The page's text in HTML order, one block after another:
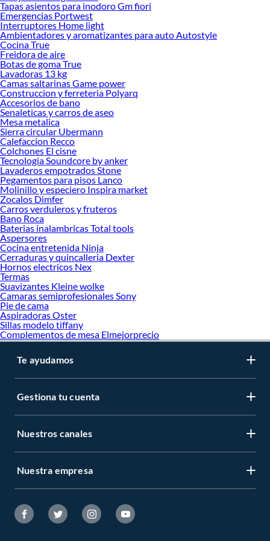
Tapas asientos para inodoro Gm fiori
Emergencias Portwest
Interruptores Home light
Ambientadores y aromatizantes para auto Autostyle
Cocina True
Freidora de aire
Botas de goma True
Lavadoras 13 kg
Camas saltarinas Game power
Construccion y ferreteria Polyarq
Accesorios de bano
Senaleticas y carros de aseo
Mesa metalica
Sierra circular Ubermann
Calefaccion Recco
Colchones El cisne
Tecnologia Soundcore by anker
Lavaderos empotrados Stone
Pegamentos para pisos Lanco
Molinillo y especiero Inspira market
Zocalos Dimfer
Carros verduleros y fruteros
Bano Roca
Baterias inalambricas Total tools
Aspersores
Cocina entretenida Ninja
Cerraduras y quincalleria Dexter
Hornos electricos Nex
Termas
Suavizantes Kleine wolke
Camaras semiprofesionales Sony
Pie de cama
Aspiradoras Oster
Sillas modelo tiffany
Complementos de mesa Elmejorprecio
Te ayudamos
Gestiona tu cuenta
Nuestros canales
Nuestra empresa